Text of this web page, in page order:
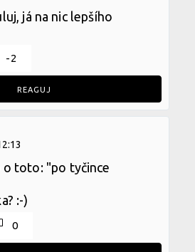
já na nic lepšího
-2
REAGUJ
toto: "po tyčince
:-)
0